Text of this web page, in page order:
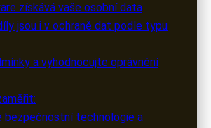
· Autor: Marek Urbanec
získává vaše osobní data
jsou i v ochraně dat podle typu
a vyhodnocujte oprávnění
bezpečnostní technologie a